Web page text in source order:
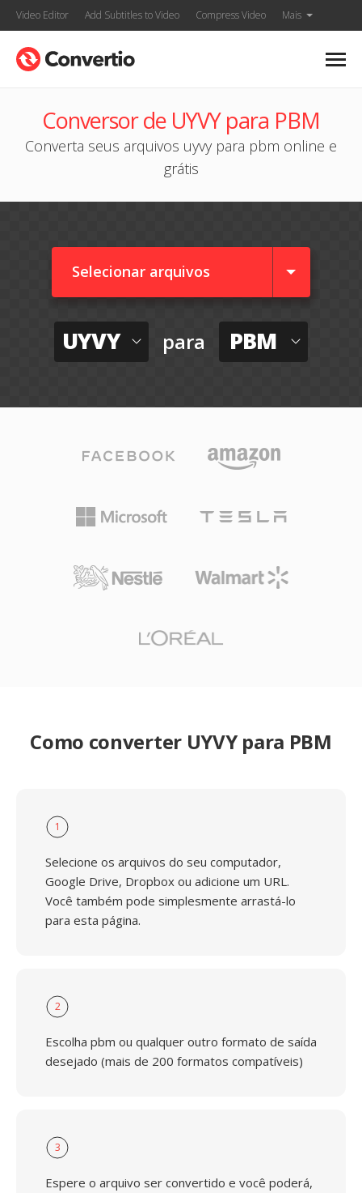
Video Editor Add Subtitles to Video Compress Video Mais
Conversor de UYVY para PBM
Converta seus arquivos uyvy para pbm online e
grátis
Selecionar arquivos
UYVY para PBM
Como converter UYVY para PBM
1
Selecione os arquivos do seu computador,
Google Drive, Dropbox ou adicione um URL.
Você também pode simplesmente arrastá-lo
para esta página.
2
Escolha pbm ou qualquer outro formato de saída
desejado (mais de 200 formatos compatíveis)
3
Espere o arquivo ser convertido e você poderá,